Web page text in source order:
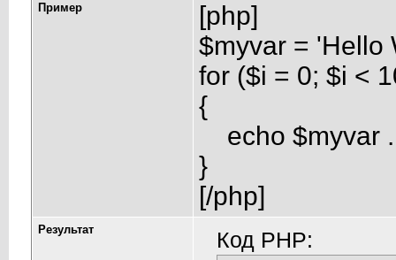
Пример
[php]
$myvar = 'Hello
for ($i = 0; $i <
{
echo $myvar
}
[/php]
Результат Код PHP: